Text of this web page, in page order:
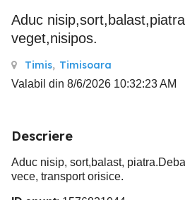
Aduc nisip,sort,balast,piatra concasata,pamant
veget,nisipos.
Timis, Timisoara
Valabil din 8/6/2026 10:32:23 AM
Descriere
Aduc nisip, sort,balast,
vece, transport orisice.